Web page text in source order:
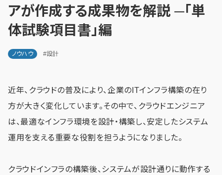
アが作成する成果物を解説 ─「単
体試験項目書」編
ノウハウ #設計
近年、クラウドの普及により、企業のITインフラ構築の在り
方が大きく変化しています。その中で、クラウドエンジニア
は、最適なインフラ環境を設計・構築し、安定したシステム
運用を支える重要な役割を担うようになりました。
クラウドインフラの構築後、システムが設計通りに動作する